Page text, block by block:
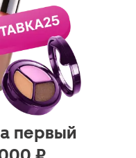
первый